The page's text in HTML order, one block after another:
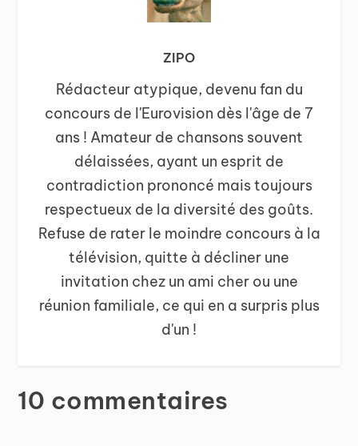
ZIPO
Rédacteur atypique, devenu fan du
concours de l'Eurovision dès l'âge de 7
ans ! Amateur de chansons souvent
délaissées, ayant un esprit de
contradiction prononcé mais toujours
respectueux de la diversité des goûts.
Refuse de rater le moindre concours à la
télévision, quitte à décliner une
invitation chez un ami cher ou une
réunion familiale, ce qui en a surpris plus
d'un !
10 commentaires